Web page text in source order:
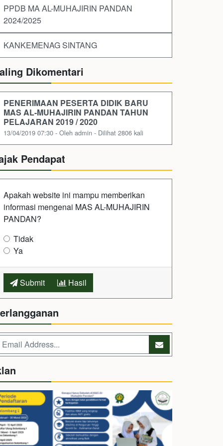
PPDB MA AL-MUHAJIRIN PANDAN
2024/2025
KANKEMENAG SINTANG
Dikomentari
PENERIMAAN PESERTA DIDIK BARU
MAS AL-MUHAJIRIN PANDAN TAHUN
PELAJARAN 2019 / 2020
13/04/2019 07:30 - Oleh admin - Dilihat 2806 kali
Pendapat
Apakah website ini mampu memberikan
informasi mengenai MAS AL-MUHAJIRIN
PANDAN?
Tidak
Ya
Submit Hasil